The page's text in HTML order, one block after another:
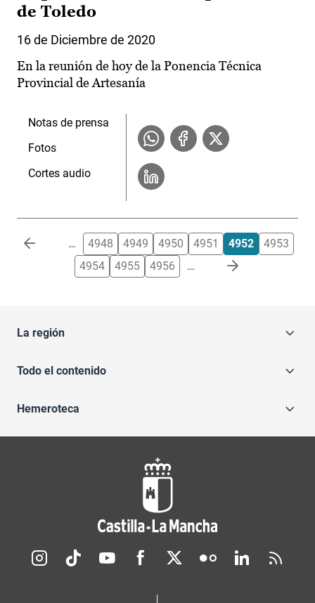
de Toledo
16 de Diciembre de 2020
En la reunión de hoy de la Ponencia Técnica
Provincial de Artesanía
Notas de prensa
Fotos
Cortes audio
Paginación … 4948 4949 4950 4951 4952
4953
4954
4955 4956 …
La región
Todo el contenido
Hemeroteca
Redes sociales JCCM